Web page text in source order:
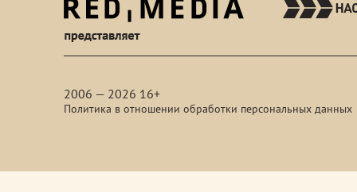
2006 — 2026 16+
Политика в отношении обработки персональных данных